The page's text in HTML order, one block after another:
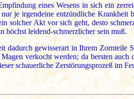
eines Wesens in sich ein
je irgendeine entzündliche
solcher Akt vor sich geht, desto
höchst leidend-schmerzlicher sein muß.
dadurch gewisserart in Ihrem Zornteile
verkocht werden; da bersten
schauerliche Zerstörungsprozeß im